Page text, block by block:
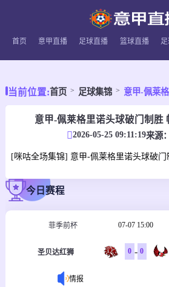
首页 意甲直播 足球直播 篮球直播
当前位置:首页 足球集锦
意甲-佩莱格里诺头球破门制胜
2026-05-25 09:11:19来源：
[咪咕全场集锦] 意甲-佩莱格里诺头球破
今日赛程
菲季前杯 07-07 15:00
圣贝达红狮 0 - 0
情报